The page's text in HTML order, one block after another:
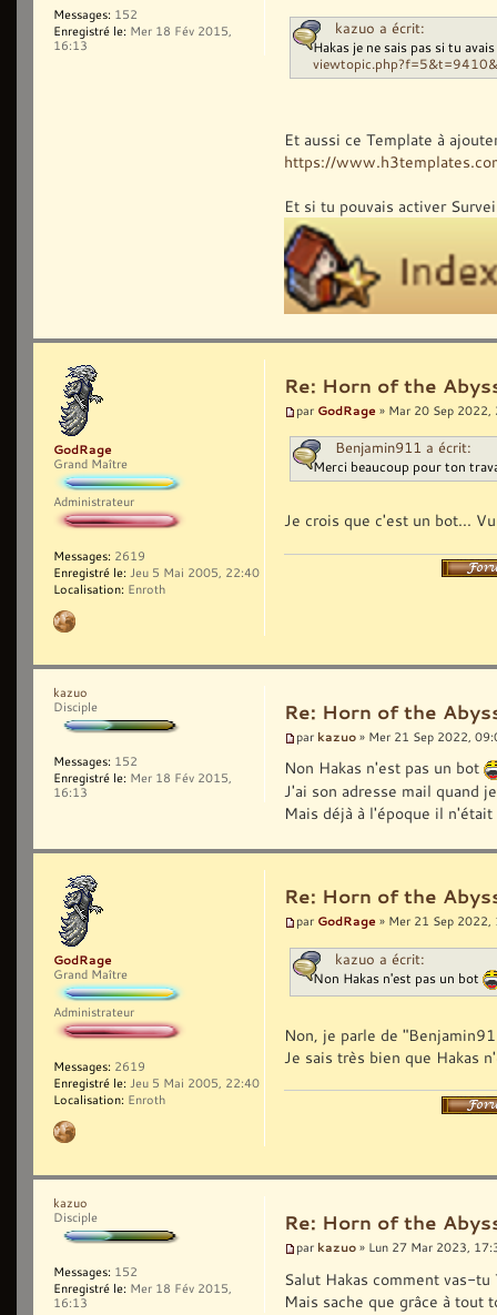
kazuo a écrit:
Hakas je ne sais pas si tu
Et aussi ce Template à
https://
Et si tu pouvais activer
Messages: 152
Enregistré le: Mer 18 Fév 2015,
16:13
Re: Horn of the
par GodRage » Mar 20 Sep 2022,
Benjamin911 a écrit:
Merci beaucoup pour ton
Je crois que c'est un bot...
GodRage
Grand Maître
Administrateur
Messages: 2619
Enregistré le: Jeu 5 Mai 2005, 22:40
Localisation: Enroth
Re: Horn of the
par kazuo » Mer 21 Sep 2022,
Non Hakas n'est pas un bot
J'ai son adresse mail quand
Mais déjà à l'époque il
kazuo
Disciple
Messages: 152
Enregistré le: Mer 18 Fév 2015,
16:13
Re: Horn of the
par GodRage » Mer 21 Sep 2022,
kazuo a écrit:
Non Hakas n'est pas un bot
Non, je parle de
Je sais très bien que Hakas
GodRage
Grand Maître
Administrateur
Messages: 2619
Enregistré le: Jeu 5 Mai 2005, 22:40
Localisation: Enroth
Re: Horn of the
par kazuo » Lun 27 Mar 2023,
Salut Hakas comment vas-tu
Mais sache que grâce à
kazuo
Disciple
Messages: 152
Enregistré le: Mer 18 Fév 2015,
16:13